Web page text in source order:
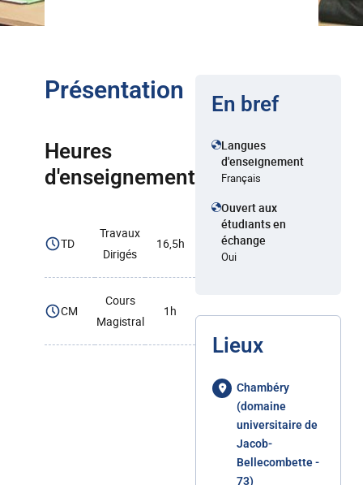
Présentation
Heures
d'enseignement
TD
Travaux
Dirigés
16,5h
CM
Cours
Magistral
1h
En bref
Langues
d'enseignement
Français
Ouvert aux
étudiants en
échange
Oui
Lieux
Chambéry
(domaine
universitaire de
Jacob-
Bellecombette -
73)